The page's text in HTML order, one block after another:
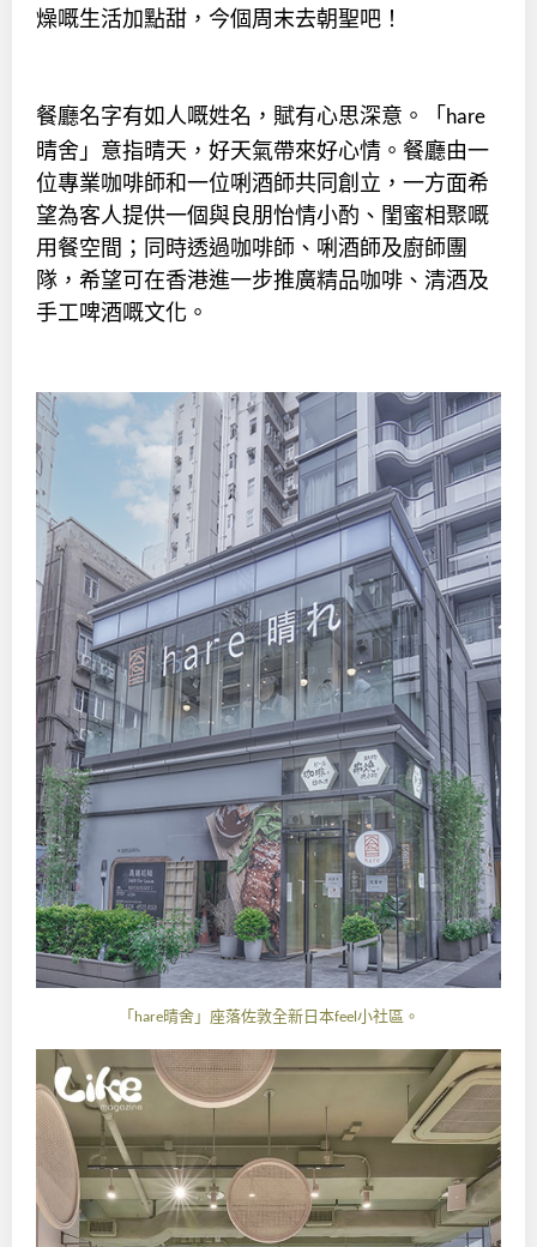
燥嘅生活加點甜，今個周末去朝聖吧！
餐廳名字有如人嘅姓名，賦有心思深意。「hare
晴舍」意指晴天，好天氣帶來好心情。餐廳由一
位專業咖啡師和一位唎酒師共同創立，一方面希
望為客人提供一個與良朋怡情小酌、閨蜜相聚嘅
用餐空間；同時透過咖啡師、唎酒師及廚師團
隊，希望可在香港進一步推廣精品咖啡、清酒及
手工啤酒嘅文化。
「hare晴舍」座落佐敦全新日本feel 小社區。